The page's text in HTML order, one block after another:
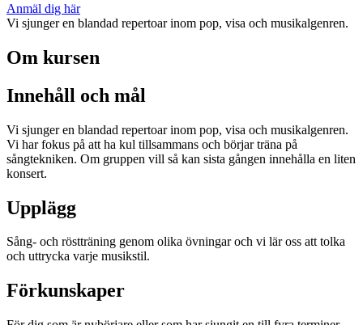
Anmäl dig här
Vi sjunger en blandad repertoar inom pop, visa och musikalgenren.
Om kursen
Innehåll och mål
Vi sjunger en blandad repertoar inom pop, visa och musikalgenren.
Vi har fokus på att ha kul tillsammans och börjar träna på
sångtekniken. Om gruppen vill så kan sista gången innehålla en liten
konsert.
Upplägg
Sång- och röstträning genom olika övningar och vi lär oss att tolka
och uttrycka varje musikstil.
Förkunskaper